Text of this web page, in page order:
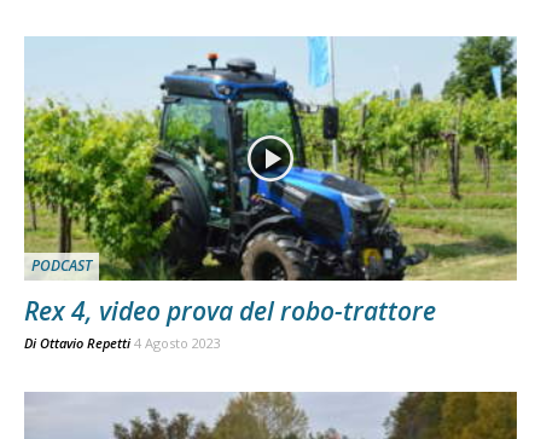
PODCAST
Rex 4, video prova del robo-trattore
Di Ottavio Repetti 4 Agosto 2023